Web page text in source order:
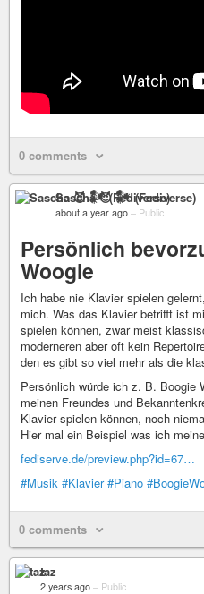
0 comments
Sascha 😈 𒀯 (Fediverse)
about a year ago – Public
Persönlich
Woogie
Ich habe nie Klavier spielen
mich. Was das Klavier betrifft ist
spielen können, zwar meist
moderneren aber oft kein
den es gibt so viel mehr als die
Persönlich würde ich z. B. Boogie
meinen Freundes und
Klavier spielen können, noch
Hier mal ein Beispiel was ich
fediserve.de/preview.php?id=67…
#Musik #Klavier #Piano
0 comments
taz
2 years ago – Public